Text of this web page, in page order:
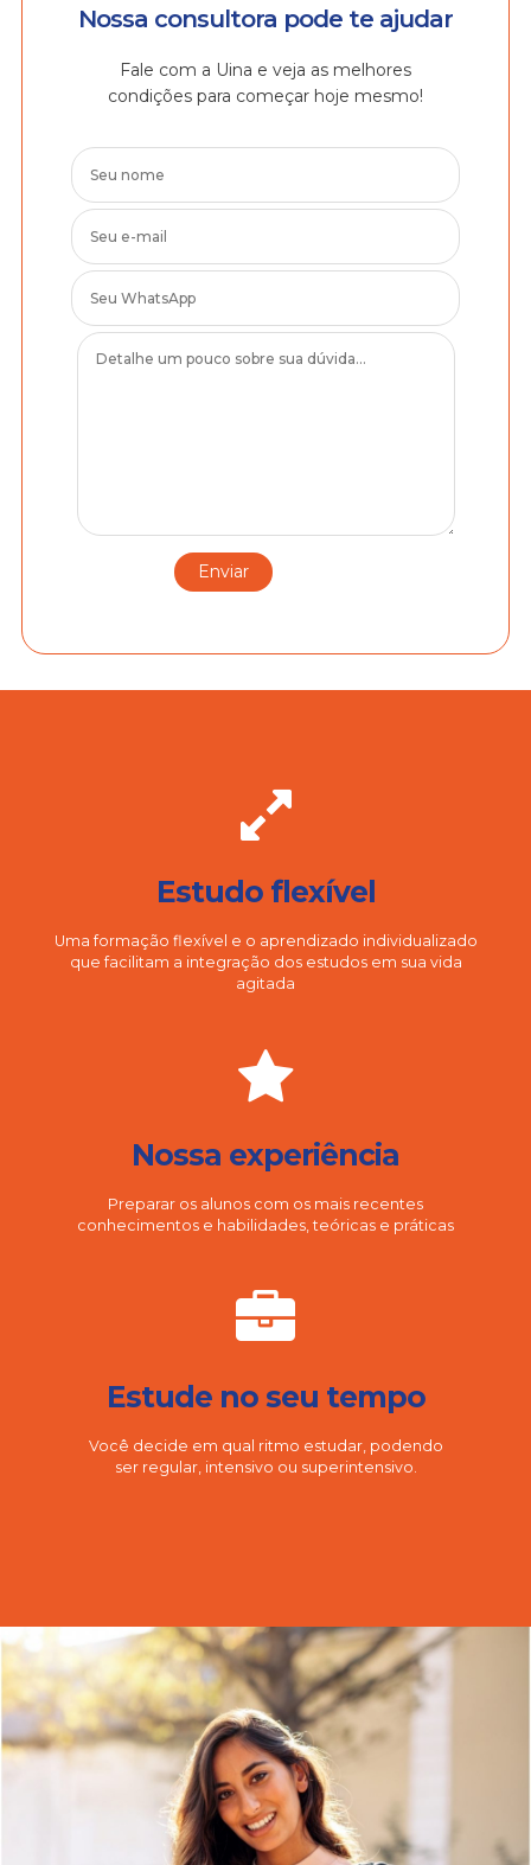
Nossa consultora pode te ajudar
Fale com a Uina e veja as melhores
condições para começar hoje mesmo!
Estudo flexível
Uma formação flexível e o aprendizado individualizado
que facilitam a integração dos estudos em sua vida
agitada
Nossa experiência
Preparar os alunos com os mais recentes
conhecimentos e habilidades, teóricas e práticas
Estude no seu tempo
Você decide em qual ritmo estudar, podendo
ser regular, intensivo ou superintensivo.